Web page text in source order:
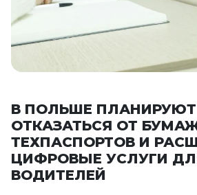
В ПОЛЬШЕ ПЛАНИРУЮТ
ОТКАЗАТЬСЯ ОТ
ТЕХПАСПОРТОВ И
ЦИФРОВЫЕ УСЛУГИ
ВОДИТЕЛЕЙ